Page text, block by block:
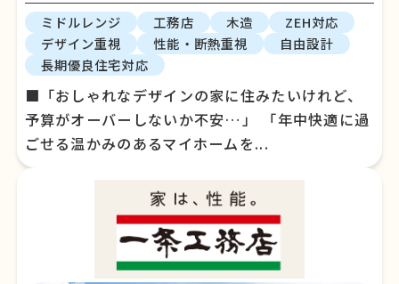
ミドルレンジ 工務店 木造
ZEH対応
デザイン重視
性能・断熱重視
自由設計
長期優良住宅対応
■「おしゃれなデザインの家に住みたいけれど、
予算がオーバーしないか不安…」 「年中快適に過
ごせる温かみのあるマイホームを...